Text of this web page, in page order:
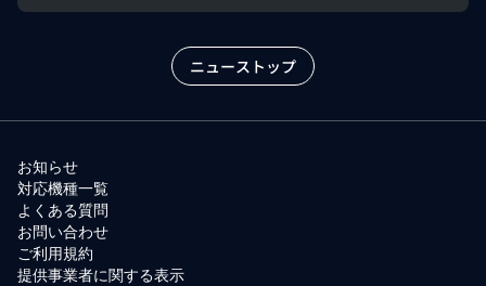
ニューストップ
お知らせ
対応機種一覧
よくある質問
お問い合わせ
ご利用規約
提供事業者に関する表示